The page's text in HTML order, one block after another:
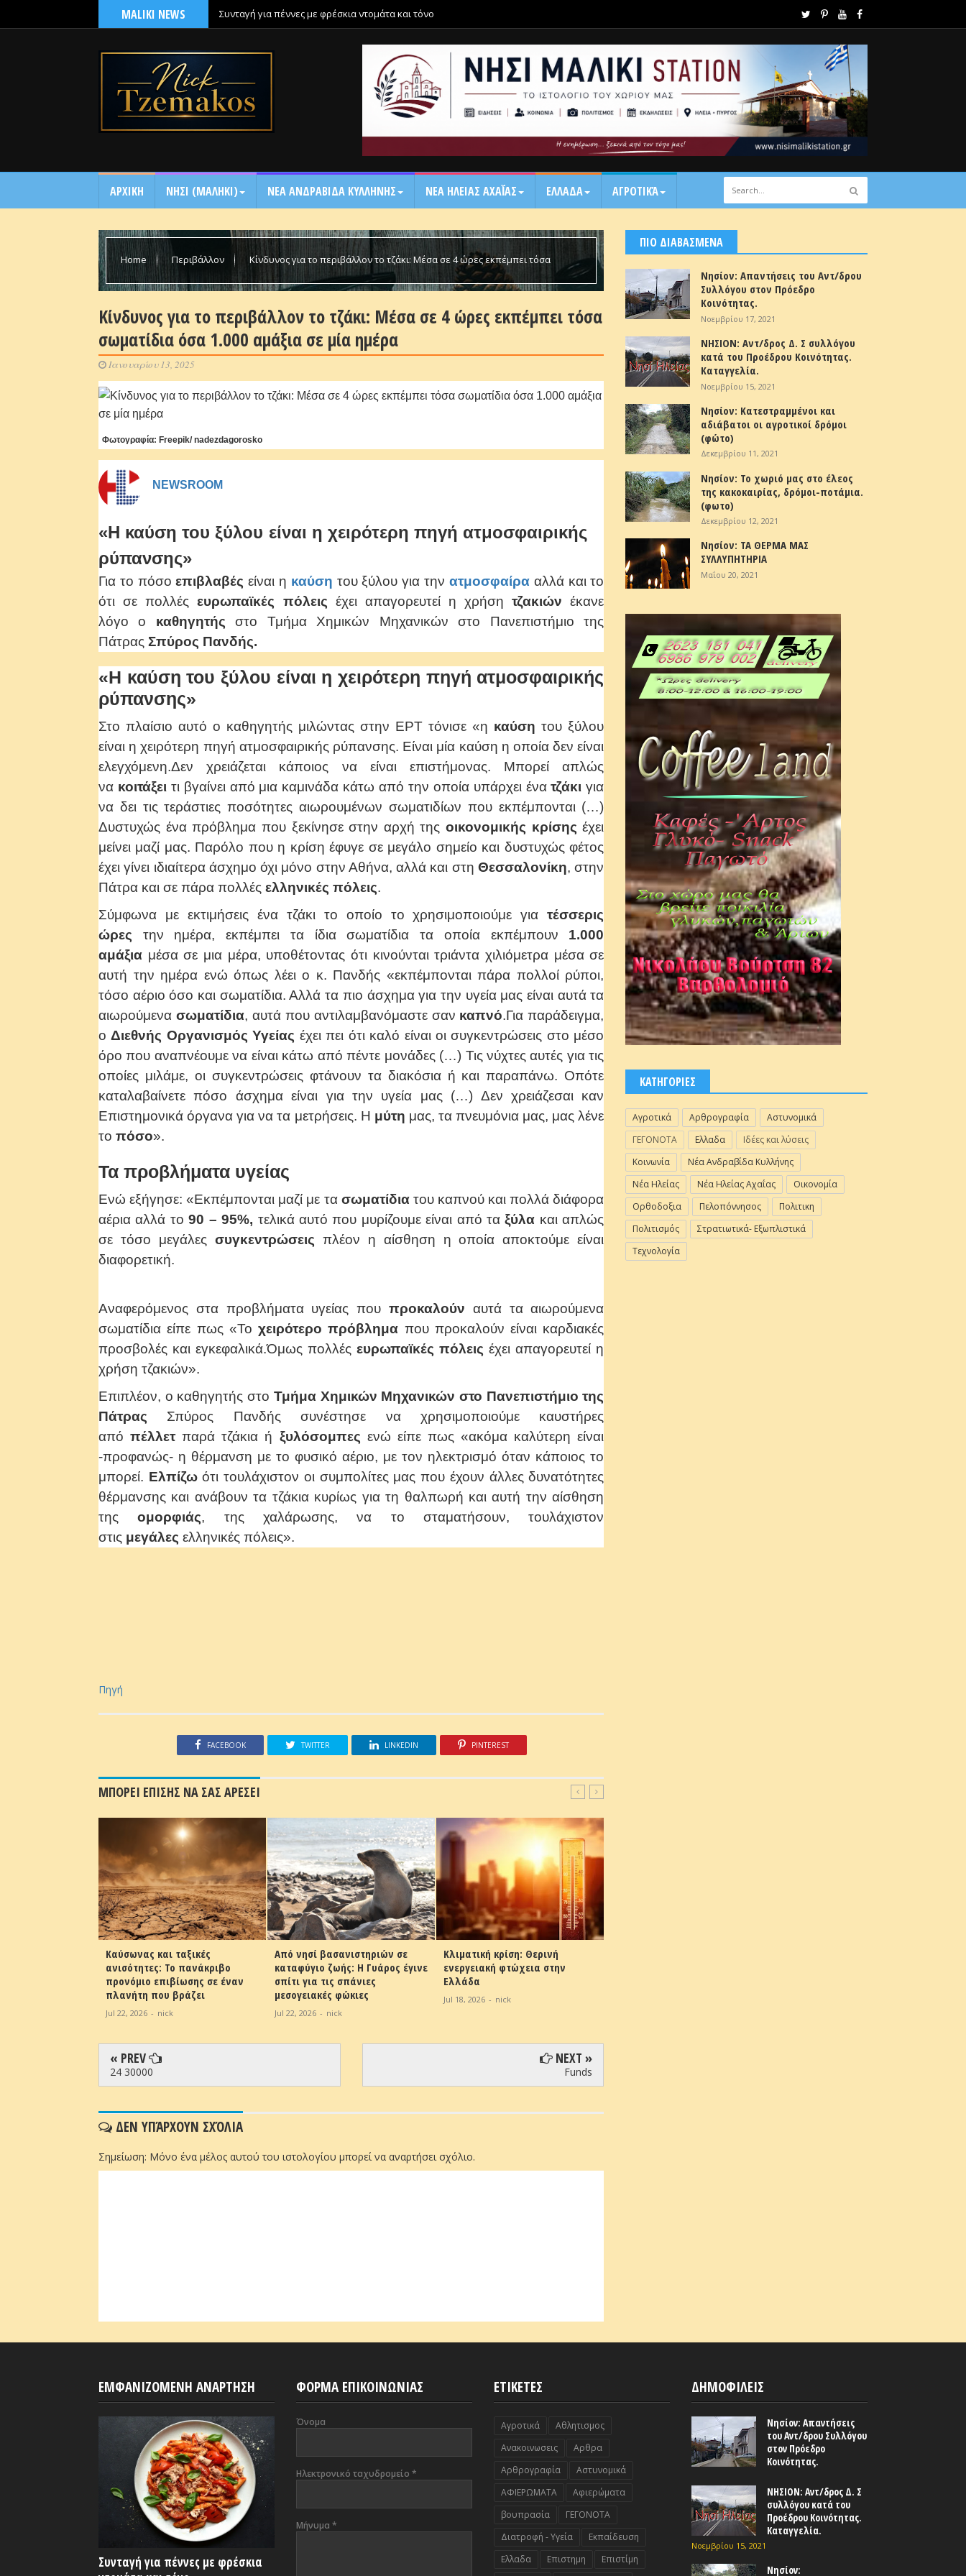
MALIKI NEWS Συνταγή για πέννες με φρέσκια ντομάτα και τόνο
ΑΡΧΙΚΗ NΗΣΙ (ΜΑΛΗΚΙ) ΝΕΑ ΑΝΔΡΑΒΙΔΑ ΚΥΛΛΗΝΗΣ ΝΕΑ ΗΛΕΙΑΣ ΑΧΑΪ́ΑΣ ΕΛΛΑΔΑ ΑΓΡΟΤΙΚΆ
Home Περιβάλλον Κίνδυνος για το περιβάλλον το τζάκι: Μέσα σε 4 ώρες εκπέμπει τόσα
Κίνδυνος για το περιβάλλον το τζάκι: Μέσα σε 4 ώρες εκπέμπει τόσα
σωματίδια όσα 1.000 αμάξια σε μία ημέρα
Ιανουαρίου 13, 2025
Φωτογραφία: Freepik/ nadezdagorosko
NEWSROOM
«Η καύση του ξύλου είναι η χειρότερη πηγή ατμοσφαιρικής
ρύπανσης»
Για το πόσοεπιβλαβές είναι η καύση του ξύλου για την ατμοσφαίρα αλλά και το
ότι σε πολλέςευρωπαϊκές πόλεις έχει απαγορευτεί η χρήσητζακιών έκανε
λόγο ο καθηγητής στο Τμήμα Χημικών Μηχανικών στο Πανεπιστήμιο της
Πάτρας Σπύρος Πανδής.
«Η καύση του ξύλου είναι η χειρότερη πηγή ατμοσφαιρικής
ρύπανσης»
Στο πλαίσιο αυτό ο καθηγητής μιλώντας στην ΕΡΤ τόνισε «η καύση του ξύλου
είναι η χειρότερη πηγή ατμοσφαιρικής ρύπανσης. Είναι μία καύση η οποία δεν είναι
ελεγχόμενη.Δεν χρειάζεται κάποιος να είναι επιστήμονας. Μπορεί απλώς
να κοιτάξει τι βγαίνει από μια καμινάδα κάτω από την οποία υπάρχει ένατζάκι για
να δει τις τεράστιες ποσότητες αιωρουμένων σωματιδίων που εκπέμπονται (…)
Δυστυχώς ένα πρόβλημα που ξεκίνησε στην αρχή της οικονομικής κρίσης έχει
μείνει μαζί μας. Παρόλο που η κρίση έφυγε σε μεγάλο σημείο και δυστυχώς φέτος
έχει γίνει ιδιαίτερα άσχημο όχι μόνο στην Αθήνα, αλλά και στηΘεσσαλονίκη, στην
Πάτρα και σε πάρα πολλές ελληνικές πόλεις.
Σύμφωνα με εκτιμήσεις ένα τζάκι το οποίο το χρησιμοποιούμε για τέσσερις
ώρες την ημέρα, εκπέμπει τα ίδια σωματίδια τα οποία εκπέμπουν 1.000
αμάξια μέσα σε μια μέρα, υποθέτοντας ότι κινούνται τριάντα χιλιόμετρα μέσα σε
αυτή την ημέρα ενώ όπως λέει ο κ. Πανδής «εκπέμπονται πάρα πολλοί ρύποι,
τόσο αέριο όσο και σωματίδια. Αλλά τα πιο άσχημα για την υγεία μας είναι αυτά τα
αιωρούμενα σωματίδια, αυτά που αντιλαμβανόμαστε σαν καπνό.Για παράδειγμα,
ο Διεθνής Οργανισμός Υγείας έχει πει ότι καλό είναι οι συγκεντρώσεις στο μέσο
όρο που αναπνέουμε να είναι κάτω από πέντε μονάδες (…) Τις νύχτες αυτές για τις
οποίες μιλάμε, οι συγκεντρώσεις φτάνουν τα διακόσια ή και παραπάνω. Οπότε
καταλαβαίνετε πόσο άσχημα είναι για την υγεία μας (…) Δεν χρειάζεσαι καν
Επιστημονικά όργανα για να τα μετρήσεις. Η μύτη μας, τα πνευμόνια μας, μας λένε
το πόσο».
Τα προβλήματα υγείας
Ενώ εξήγησε: «Εκπέμπονται μαζί με τα σωματίδιατου καπνού και πολλά διάφορα
αέρια αλλά το 90 – 95%, τελικά αυτό που μυρίζουμε είναι από ταξύλα και απλώς
σε τόσο μεγάλες συγκεντρώσεις πλέον η αίσθηση η οποία αποκτούμε είναι
διαφορετική.
Αναφερόμενος στα προβλήματα υγείας που προκαλούν αυτά τα αιωρούμενα
σωματίδια είπε πως «Τοχειρότερο πρόβλημα που προκαλούν είναι καρδιακές
προσβολές και εγκεφαλικά.Όμως πολλέςευρωπαϊκές πόλεις έχει απαγορευτεί η
χρήση τζακιών».
Επιπλέον, ο καθηγητής στο Τμήμα Χημικών Μηχανικών στο Πανεπιστήμιο της
Πάτρας Σπύρος Πανδής συνέστησε να χρησιμοποιούμε καυστήρες
απόπέλλετπαρά τζάκια ή ξυλόσομπες ενώ είπε πως «ακόμα καλύτερη είναι
-προφανώς- η θέρμανση με το φυσικό αέριο, με τον ηλεκτρισμό όταν κάποιος το
μπορεί. Ελπίζωότι τουλάχιστον οι συμπολίτες μας που έχουν άλλες δυνατότητες
θέρμανσης και ανάβουν τα τζάκια κυρίως για τη θαλπωρή και αυτή την αίσθηση
τηςομορφιάς, της χαλάρωσης, να το σταματήσουν, τουλάχιστον
στις μεγάλες ελληνικές πόλεις».
Πηγή
FACEBOOK TWITTER LINKEDIN PINTEREST
ΜΠΟΡΕΙ ΕΠΙΣΗΣ ΝΑ ΣΑΣ ΑΡΕΣΕΙ
Καύσωνας και ταξικές
ανισότητες: Το πανάκριβο
προνόμιο επιβίωσης σε έναν
πλανήτη που βράζει
Jul 22, 2026 - nick
Από νησί βασανιστηριών σε
καταφύγιο ζωής: Η Γυάρος έγινε
σπίτι για τις σπάνιες
μεσογειακές φώκιες
Jul 22, 2026 - nick
Κλιματική κρίση: Θερινή
ενεργειακή φτώχεια στην
Ελλάδα
Jul 18, 2026 - nick
« PREV
24 30000
NEXT »
Funds
ΔΕΝ ΥΠΆΡΧΟΥΝ ΣΧΌΛΙΑ
Σημείωση: Μόνο ένα μέλος αυτού του ιστολογίου μπορεί να αναρτήσει σχόλιο.
ΠΙΟ ΔΙΑΒΑΣΜΕΝΑ
Νησίον: Απαντήσεις του Αντ/δρου
Συλλόγου στον Πρόεδρο
Κοινότητας.
Νοεμβρίου 17, 2021
ΝΗΣΙΟΝ: Αντ/δρος Δ. Σ συλλόγου
κατά του Προέδρου Κοινότητας.
Καταγγελία.
Νοεμβρίου 15, 2021
Νησίον: Κατεστραμμένοι και
αδιάβατοι οι αγροτικοί δρόμοι
(φώτο)
Δεκεμβρίου 11, 2021
Νησίον: Το χωριό μας στο έλεος
της κακοκαιρίας, δρόμοι-ποτάμια.
(φωτο)
Δεκεμβρίου 12, 2021
Νησίον: ΤΑ ΘΕΡΜΑ ΜΑΣ
ΣΥΛΛΥΠΗΤΗΡΙΑ
Μαΐου 20, 2021
ΚΑΤΗΓΟΡΙΕΣ
Αγροτικά Αρθρογραφία
Αστυνομικά
ΓΕΓΟΝΟΤΑ
Ελλαδα
Ιδέες και λύσεις
Κοινωνία
Νέα Ανδραβίδα Κυλλήνης
Νέα Ηλείας
Νέα Ηλείας Αχαΐας
Οικονομία
Ορθοδοξια
Πελοπόννησος
Πολιτικη
Πολιτισμός
Στρατιωτικά- Εξωπλιστικά
Τεχνολογία
ΕΜΦΑΝΙΖΟΜΕΝΗ ΑΝΑΡΤΗΣΗ
Συνταγή για πέννες με φρέσκια
ΦΟΡΜΑ ΕΠΙΚΟΙΝΩΝΙΑΣ
Όνομα
Ηλεκτρονικό ταχυδρομείο *
Μήνυμα *
ΕΤΙΚΕΤΕΣ
Αγροτικά
Αθλητισμος
Ανακοινωσεις
Αρθρα
Αρθρογραφία
Αστυνομικά
ΑΦΙΕΡΩΜΑΤΑ
Αφιερώματα
βουπρασία
ΓΕΓΟΝΟΤΑ
Διατροφή - Υγεία
Εκπαίδευση
Ελλαδα
Επιστημη
Επιστίμη
ΔΗΜΟΦΙΛΕΙΣ
Νησίον: Απαντήσεις
του Αντ/δρου Συλλόγου
στον Πρόεδρο
Κοινότητας.
ΝΗΣΙΟΝ: Αντ/δρος Δ. Σ
συλλόγου κατά του
Προέδρου Κοινότητας.
Καταγγελία.
Νοεμβρίου 15, 2021
Νησίον: